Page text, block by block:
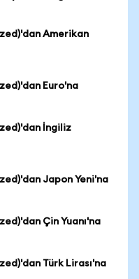
Amerikan
Euro'na
İngiliz
Japon Yeni'na
Çin Yuanı'na
Türk Lirası'na